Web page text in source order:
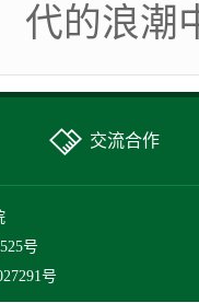
代的浪潮
交流合作
号
号